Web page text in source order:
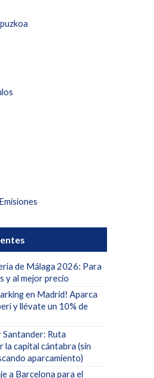
de Málaga 2026: Para
y al mejor precio
en Madrid! Aparca
y llévate un 10% de
Santander: Ruta
la capital cántabra (sin
aparcamiento)
a Barcelona para el